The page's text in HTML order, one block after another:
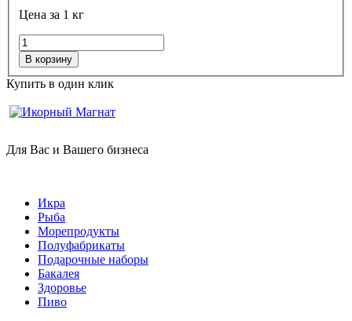
Цена за 1 кг
В корзину
Купить в один клик
Для Вас и Вашего бизнеса
Икра
Рыба
Морепродукты
Полуфабрикаты
Подарочные наборы
Бакалея
Здоровье
Пиво